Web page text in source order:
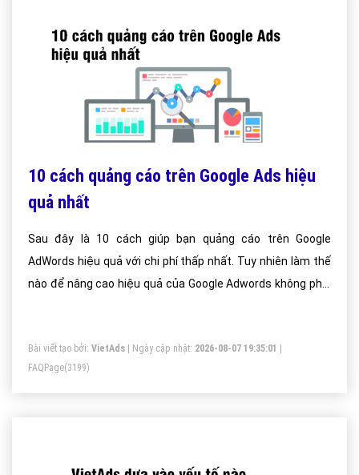
10 cách quảng cáo trên Google Ads hiệu
quả nhất
Sau đây là 10 cách giúp bạn quảng cáo trên Google
AdWords hiệu quả với chi phí thấp nhất. Tuy nhiên làm thế
nào để nâng cao hiệu quả của Google Adwords không phải
Bài viết tạo bởi: VietAds | Ngày cập nhật: 2026-08-07 19:35:01
FAQPage(3199)